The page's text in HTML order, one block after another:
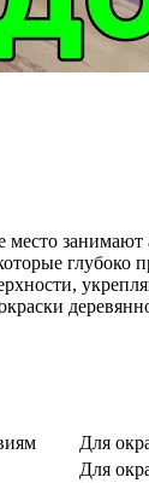
глубоко
Для
Для